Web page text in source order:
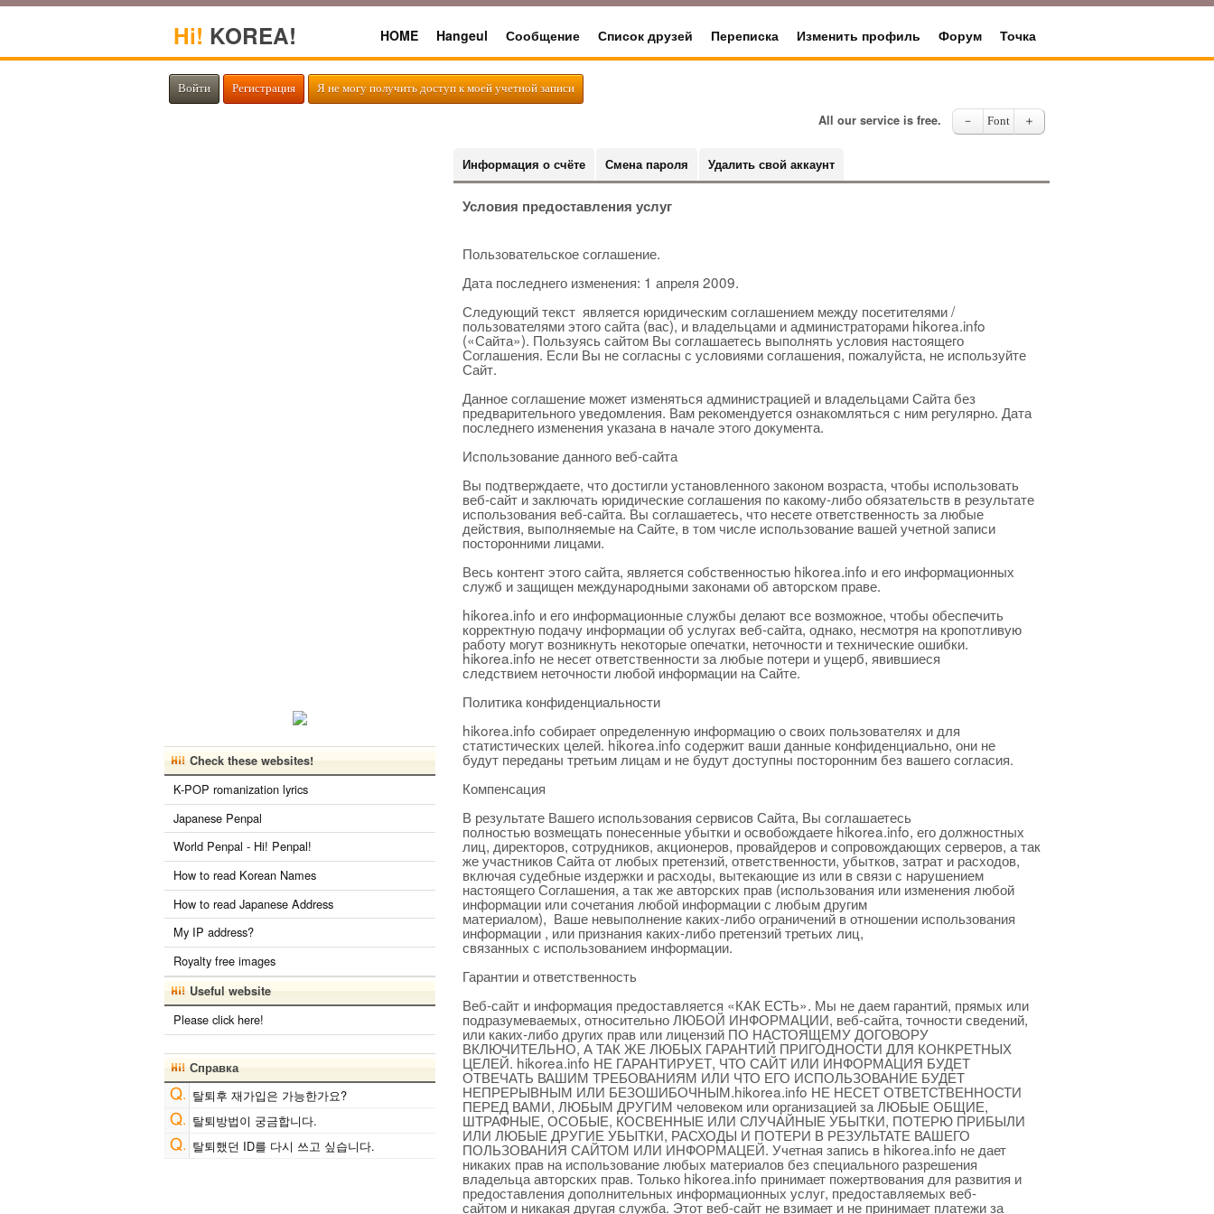
Hi! KOREA! HOME Hangeul Сообщение Список друзей Переписка Изменить профиль Форум Точка
Войти Регистрация Я не могу получить доступ к моей учетной записи
All our service is free. － Font ＋
Информация о счёте Смена пароля Удалить свой аккаунт
Условия предоставления услуг
Пользовательское соглашение.
Дата последнего изменения: 1 апреля 2009.
Следующий текст является юридическим соглашением между посетителями /
пользователями этого сайта (вас), и владельцами и администраторами hikorea.info
(«Сайта»). Пользуясь сайтом Вы соглашаетесь выполнять условия настоящего
Соглашения. Если Вы не согласны с условиями соглашения, пожалуйста, не используйте
Сайт.
Данное соглашение может изменяться администрацией и владельцами Сайта без
предварительного уведомления. Вам рекомендуется ознакомляться с ним регулярно. Дата
последнего изменения указана в начале этого документа.
Использование данного веб-сайта
Вы подтверждаете, что достигли установленного законом возраста, чтобы использовать
веб-сайт и заключать юридические соглашения по какому-либо обязательств в результате
использования веб-сайта. Вы соглашаетесь, что несете ответственность за любые
действия, выполняемые на Сайте, в том числе использование вашей учетной записи
посторонними лицами.
Весь контент этого сайта, является собственностью hikorea.info и его информационных
служб и защищен международными законами об авторском праве.
hikorea.info и его информационные службы делают все возможное, чтобы обеспечить
корректную подачу информации об услугах веб-сайта, однако, несмотря на кропотливую
работу могут возникнуть некоторые опечатки, неточности и технические ошибки.
hikorea.info не несет ответственности за любые потери и ущерб, явившиеся
следствием неточности любой информации на Сайте.
Политика конфиденциальности
hikorea.info собирает определенную информацию о своих пользователях и для
статистических целей. hikorea.info содержит ваши данные конфиденциально, они не
будут переданы третьим лицам и не будут доступны посторонним без вашего согласия.
Компенсация
В результате Вашего использования сервисов Сайта, Вы соглашаетесь
полностью возмещать понесенные убытки и освобождаете hikorea.info, его должностных
лиц, директоров, сотрудников, акционеров, провайдеров и сопровождающих серверов, а так
же участников Сайта от любых претензий, ответственности, убытков, затрат и расходов,
включая судебные издержки и расходы, вытекающие из или в связи с нарушением
настоящего Соглашения, а так же авторских прав (использования или изменения любой
информации или сочетания любой информации с любым другим
материалом), Ваше невыполнение каких-либо ограничений в отношении использования
информации , или признания каких-либо претензий третьих лиц,
связанных с использованием информации.
Гарантии и ответственность
Веб-сайт и информация предоставляется «КАК ЕСТЬ». Мы не даем гарантий, прямых или
подразумеваемых, относительно ЛЮБОЙ ИНФОРМАЦИИ, веб-сайта, точности сведений,
или каких-либо других прав или лицензий ПО НАСТОЯЩЕМУ ДОГОВОРУ
ВКЛЮЧИТЕЛЬНО, А ТАК ЖЕ ЛЮБЫХ ГАРАНТИЙ ПРИГОДНОСТИ ДЛЯ КОНКРЕТНЫХ
ЦЕЛЕЙ. hikorea.info НЕ ГАРАНТИРУЕТ, ЧТО САЙТ ИЛИ ИНФОРМАЦИЯ БУДЕТ
ОТВЕЧАТЬ ВАШИМ ТРЕБОВАНИЯМ ИЛИ ЧТО ЕГО ИСПОЛЬЗОВАНИЕ БУДЕТ
НЕПРЕРЫВНЫМ ИЛИ БЕЗОШИБОЧНЫМ.hikorea.info НЕ НЕСЕТ ОТВЕТСТВЕННОСТИ
ПЕРЕД ВАМИ, ЛЮБЫМ ДРУГИМ человеком или организацией за ЛЮБЫЕ ОБЩИЕ,
ШТРАФНЫЕ, ОСОБЫЕ, КОСВЕННЫЕ ИЛИ СЛУЧАЙНЫЕ УБЫТКИ, ПОТЕРЮ ПРИБЫЛИ
ИЛИ ЛЮБЫЕ ДРУГИЕ УБЫТКИ, РАСХОДЫ И ПОТЕРИ В РЕЗУЛЬТАТЕ ВАШЕГО
ПОЛЬЗОВАНИЯ САЙТОМ ИЛИ ИНФОРМАЦЕЙ. Учетная запись в hikorea.info не дает
никаких прав на использование любых материалов без специального разрешения
владельца авторских прав. Только hikorea.info принимает пожертвования для развития и
предоставления дополнительных информационных услуг, предоставляемых веб-
сайтом и никакая другая служба. Этот веб-сайт не взимает и не принимает платежи за
Check these websites!
K-POP romanization lyrics
Japanese Penpal
World Penpal - Hi! Penpal!
How to read Korean Names
How to read Japanese Address
My IP address?
Royalty free images
Useful website
Please click here!
Справка
탈퇴후 재가입은 가능한가요?
탈퇴방법이 궁금합니다.
탈퇴했던 ID를 다시 쓰고 싶습니다.